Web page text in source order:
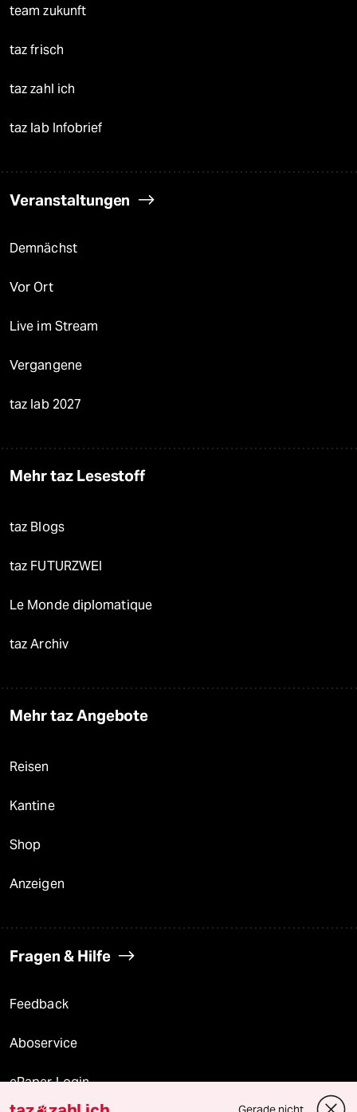
team zukunft
taz frisch
taz zahl ich
taz lab Infobrief
Veranstaltungen
Demnächst
Vor Ort
Live im Stream
Vergangene
taz lab 2027
Mehr taz Lesestoff
taz Blogs
taz FUTURZWEI
Le Monde diplomatique
taz Archiv
Mehr taz Angebote
Reisen
Kantine
Shop
Anzeigen
Fragen & Hilfe
Feedback
Aboservice
ePaper Login